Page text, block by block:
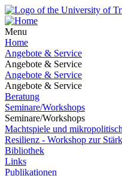
Menu
Home
Angebote & Service
Angebote & Service
Angebote & Service
Angebote & Service
Beratung
Seminare/Workshops
Seminare/Workshops
Machtspiele und
Resilienz - Workshop zur
Bibliothek
Links
Publikationen